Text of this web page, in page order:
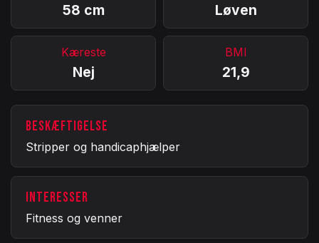
58 cm Løven
Kæreste
Nej
BMI
21,9
BESKÆFTIGELSE
Stripper og handicaphjælper
INTERESSER
Fitness og venner